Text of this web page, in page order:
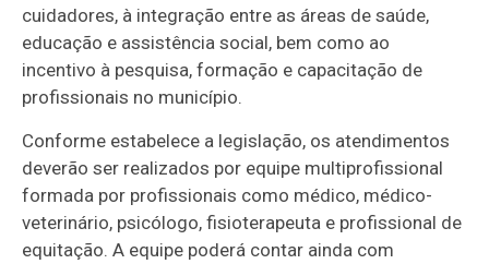
cuidadores, à integração entre as áreas de saúde,
educação e assistência social, bem como ao
incentivo à pesquisa, formação e capacitação de
profissionais no município.
Conforme estabelece a legislação, os atendimentos
deverão ser realizados por equipe multiprofissional
formada por profissionais como médico, médico-
veterinário, psicólogo, fisioterapeuta e profissional de
equitação. A equipe poderá contar ainda com